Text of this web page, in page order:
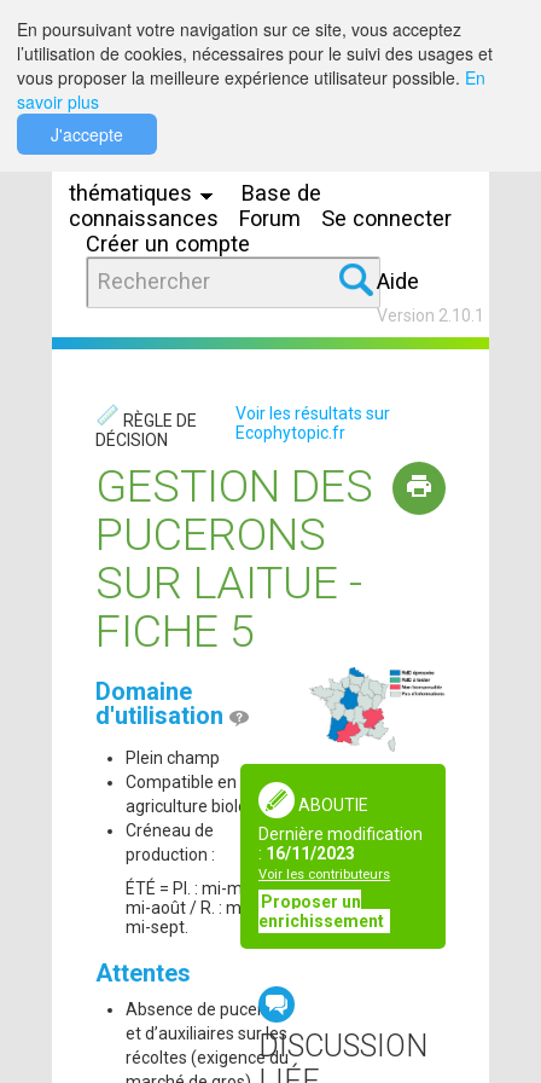
thématiques
Base de
connaissances
Forum
Se connecter
Créer un compte
Aide
Version 2.10.1
RÈGLE DE
DÉCISION
Voir les résultats sur
Ecophytopic.fr
GESTION DES
PUCERONS
SUR LAITUE -
FICHE 5
Domaine
d'utilisation
Plein champ
Compatible en
agriculture biologique
Créneau de
production :
ÉTÉ = Pl. : mi-mai à
mi-août / R. : mi-juill. à
mi-sept.
Attentes
Absence de pucerons
et d’auxiliaires sur les
récoltes (exigence du
ABOUTIE
Dernière modification
: 16/11/2023
Voir les contributeurs
Proposer un
enrichissement
DISCUSSION
En poursuivant votre navigation sur ce site, vous acceptez
l’utilisation de cookies, nécessaires pour le suivi des usages et
vous proposer la meilleure expérience utilisateur possible. En
savoir plus
J'accepte